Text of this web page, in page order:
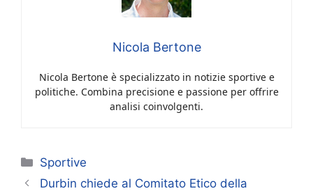
Nicola Bertone
Nicola Bertone è specializzato in notizie sportive e
politiche. Combina precisione e passione per offrire
analisi coinvolgenti.
Categorie
Sportive
Durbin chiede al Comitato Etico della